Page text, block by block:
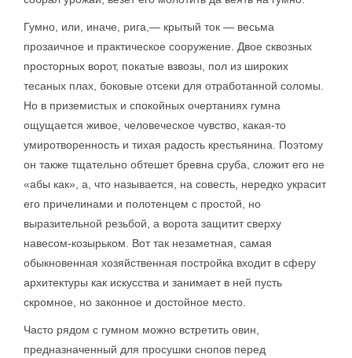
Гумно, или, иначе, рига,— крытый ток — весьма
прозаичное и практическое сооружение. Двое сквозных
просторных ворот, покатые взвозы, пол из широких
тесаных плах, боковые отсеки для отработанной соломы.
Но в приземистых и спокойных очертаниях гумна
ощущается живое, человеческое чувство, какая-то
умиротворенность и тихая радость крестьянина. Поэтому
он также тщательно обтешет бревна сруба, сложит его не
«абы как», а, что называется, на совесть, нередко украсит
его причелинами и полотенцем с простой, но
выразительной резьбой, а ворота защитит сверху
навесом-козырьком. Вот так незаметная, самая
обыкновенная хозяйственная постройка входит в сферу
архитектуры как искусства и занимает в ней пусть
скромное, но законное и достойное место.
Часто рядом с гумном можно встретить овин,
предназначенный для просушки снопов перед